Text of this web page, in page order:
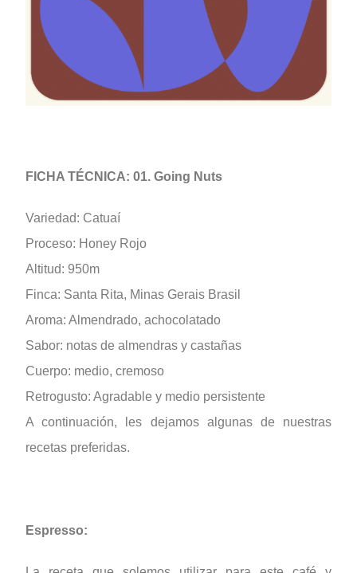
FICHA TÉCNICA: 01. Going Nuts
Variedad: Catuaí
Proceso: Honey Rojo
Altitud: 950m
Finca: Santa Rita, Minas Gerais Brasil
Aroma: Almendrado, achocolatado
Sabor: notas de almendras y castañas
Cuerpo: medio, cremoso
Retrogusto: Agradable y medio persistente
A continuación, les dejamos algunas de nuestras
recetas preferidas.
Espresso: